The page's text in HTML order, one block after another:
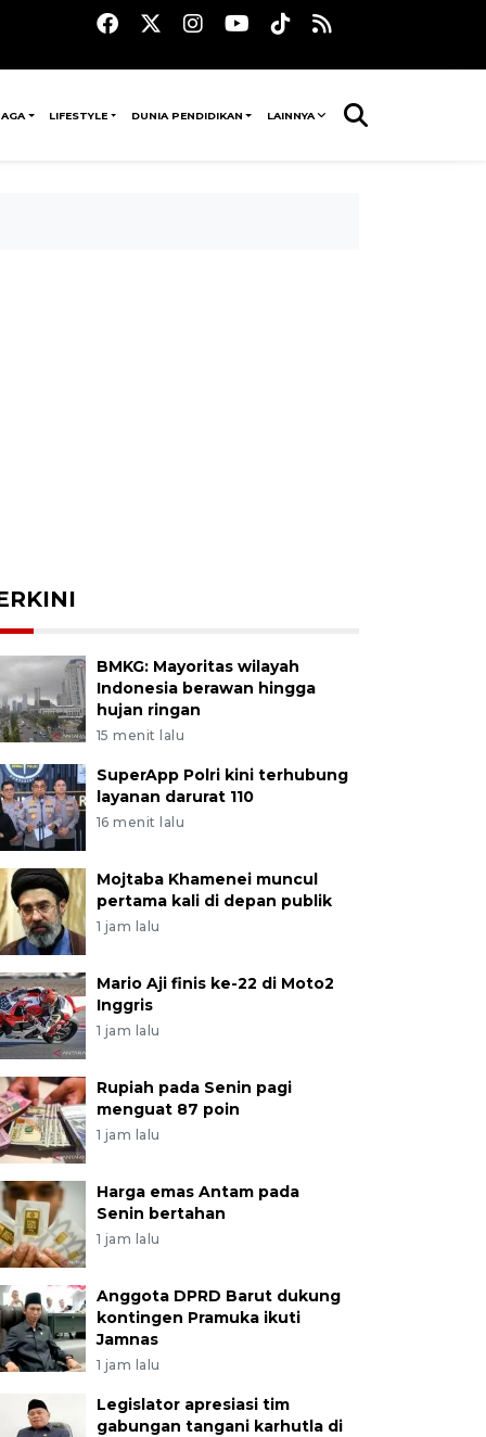
LIFESTYLE DUNIA PENDIDIKAN LAINNYA
BMKG: Mayoritas wilayah
Indonesia berawan hingga
hujan ringan
15 menit lalu
SuperApp Polri kini terhubung
layanan darurat 110
16 menit lalu
Mojtaba Khamenei muncul
pertama kali di depan publik
1 jam lalu
Mario Aji finis ke-22 di Moto2
Inggris
1 jam lalu
Rupiah pada Senin pagi
menguat 87 poin
1 jam lalu
Harga emas Antam pada
Senin bertahan
1 jam lalu
Anggota DPRD Barut dukung
kontingen Pramuka ikuti
Jamnas
1 jam lalu
Legislator apresiasi tim
gabungan tangani karhutla di